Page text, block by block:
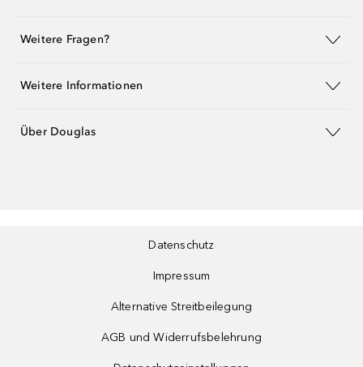
Weitere Fragen?
Weitere Informationen
Über Douglas
Datenschutz
Impressum
Alternative Streitbeilegung
AGB und Widerrufsbelehrung